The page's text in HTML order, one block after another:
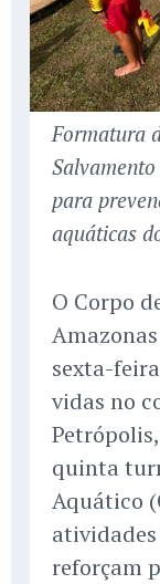
Formatura
para
aquáticas
O Corpo
sexta-
vidas no
quinta
Aquático
reforçam